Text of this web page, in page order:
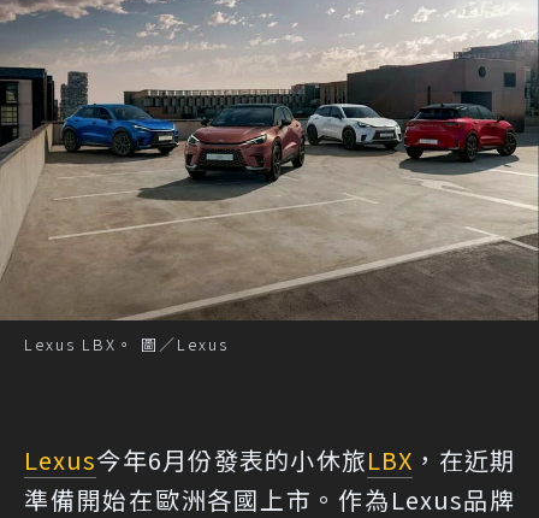
Lexus LBX。 圖／Lexus
Lexus今年6月份發表的小休旅LBX ，在近期
準備開始在歐洲各國上市。作為Lexus品牌